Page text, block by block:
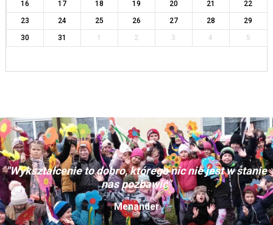
16
17 18 19 20 21
22
23
24 25 26 27 28
29
30
31 1 2 3 4 5
"Wykształcenie to dobro, którego nic nie jest w stanie
nas pozbawić"
Menander